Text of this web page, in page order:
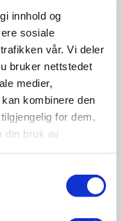
innhold og
sosiale
vår. Vi deler
bruker nettstedet
medier,
kombinere den
for dem,
din bruk av